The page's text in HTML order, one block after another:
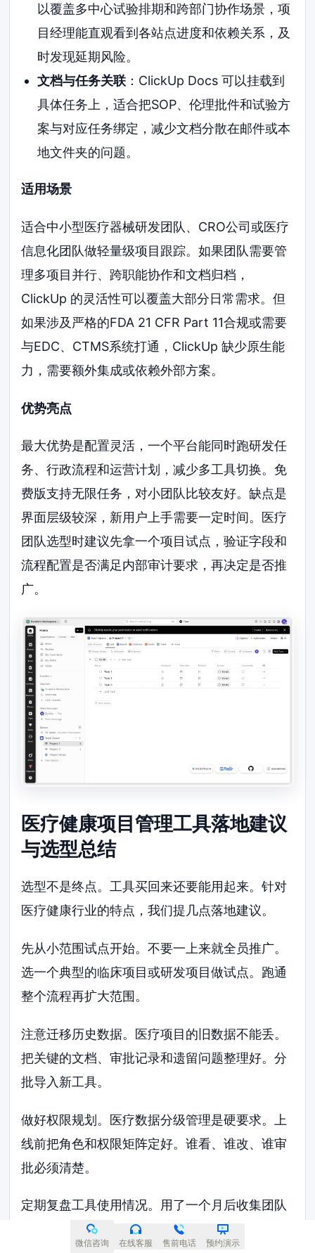
以覆盖多中心试验排期和跨部门协作场景，项
目经理能直观看到各站点进度和依赖关系，及
时发现延期风险。
文档与任务关联：ClickUp Docs 可以挂载到
具体任务上，适合把SOP、伦理批件和试验方
案与对应任务绑定，减少文档分散在邮件或本
地文件夹的问题。
适用场景
适合中小型医疗器械研发团队、CRO公司或医疗
信息化团队做轻量级项目跟踪。如果团队需要管
理多项目并行、跨职能协作和文档归档，
ClickUp 的灵活性可以覆盖大部分日常需求。但
如果涉及严格的FDA 21 CFR Part 11合规或需要
与EDC、CTMS系统打通，ClickUp 缺少原生能
力，需要额外集成或依赖外部方案。
优势亮点
最大优势是配置灵活，一个平台能同时跑研发任
务、行政流程和运营计划，减少多工具切换。免
费版支持无限任务，对小团队比较友好。缺点是
界面层级较深，新用户上手需要一定时间。医疗
团队选型时建议先拿一个项目试点，验证字段和
流程配置是否满足内部审计要求，再决定是否推
广。
医疗健康项目管理工具落地建议
与选型总结
选型不是终点。工具买回来还要能用起来。针对
医疗健康行业的特点，我们提几点落地建议。
先从小范围试点开始。不要一上来就全员推广。
选一个典型的临床项目或研发项目做试点。跑通
整个流程再扩大范围。
注意迁移历史数据。医疗项目的旧数据不能丢。
把关键的文档、审批记录和遗留问题整理好。分
批导入新工具。
做好权限规划。医疗数据分级管理是硬要求。上
线前把角色和权限矩阵定好。谁看、谁改、谁审
批必须清楚。
定期复盘工具使用情况。用了一个月后收集团队
反馈。看哪些功能没用上。看哪些流程卡住了。
微信咨询 在线客服 售前电话 预约演示